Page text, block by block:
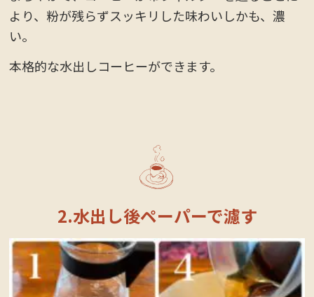
より、粉が残らずスッキリした味わいしかも、濃
い。
本格的な水出しコーヒーができます。
2.水出し後ペーパーで濾す